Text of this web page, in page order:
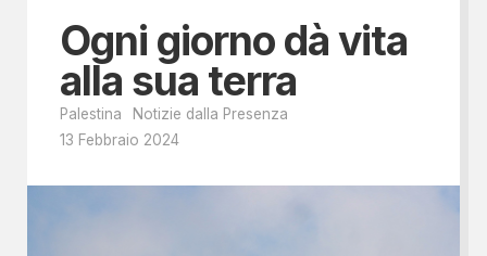
Ogni giorno dà vita
alla sua terra
Palestina
Notizie dalla Presenza
13 Febbraio 2024